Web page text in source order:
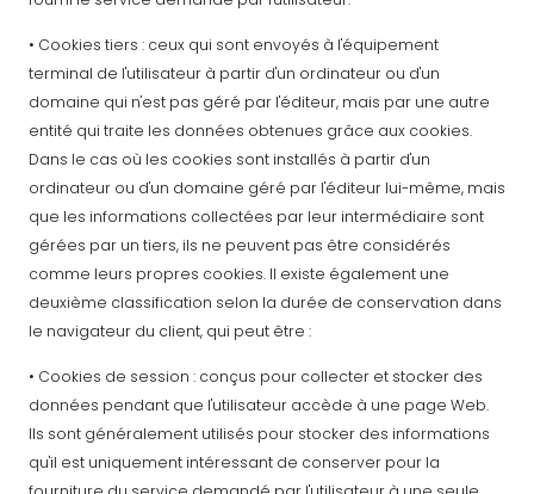
• Cookies tiers : ceux qui sont envoyés à l'équipement
terminal de l'utilisateur à partir d'un ordinateur ou d'un
domaine qui n'est pas géré par l'éditeur, mais par une autre
entité qui traite les données obtenues grâce aux cookies.
Dans le cas où les cookies sont installés à partir d'un
ordinateur ou d'un domaine géré par l'éditeur lui-même, mais
que les informations collectées par leur intermédiaire sont
gérées par un tiers, ils ne peuvent pas être considérés
comme leurs propres cookies. Il existe également une
deuxième classification selon la durée de conservation dans
le navigateur du client, qui peut être :
• Cookies de session : conçus pour collecter et stocker des
données pendant que l'utilisateur accède à une page Web.
Ils sont généralement utilisés pour stocker des informations
qu'il est uniquement intéressant de conserver pour la